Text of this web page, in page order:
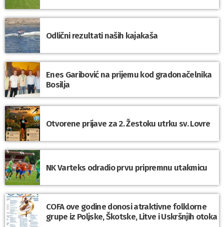
Odlični rezultati naših kajakaša
Enes Garibović na prijemu kod gradonačelnika
Bosilja
Otvorene prijave za 2. Žestoku utrku sv. Lovre
NK Varteks odradio prvu pripremnu utakmicu
COFA ove godine donosi atraktivne folklorne
grupe iz Poljske, Škotske, Litve i Uskršnjih otoka